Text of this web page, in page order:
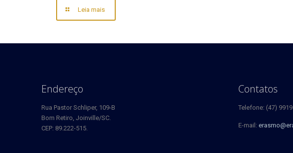
Leia mais
Endereço
Rua Pastor Schliper, 109-B
Bom Retiro, Joinville/SC.
CEP: 89.222-515.
Contatos
Telefone: (47)
E-mail: